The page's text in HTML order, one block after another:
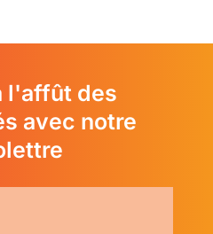
l'affût des
avec notre